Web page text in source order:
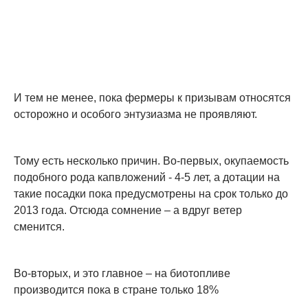
И тем не менее, пока фермеры к призывам относятся
осторожно и особого энтузиазма не проявляют.
Тому есть несколько причин. Во-первых, окупаемость
подобного рода капвложений - 4-5 лет, а дотации на
такие посадки пока предусмотрены на срок только до
2013 года. Отсюда сомнение – а вдруг ветер
сменится.
Во-вторых, и это главное – на биотопливе
производится пока в стране только 18%